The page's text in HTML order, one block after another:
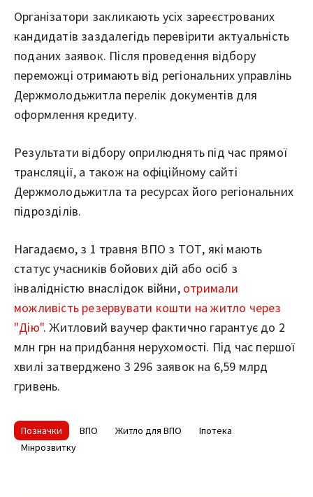
Організатори закликають усіх зареєстрованих
кандидатів заздалегідь перевірити актуальність
поданих заявок. Після проведення відбору
переможці отримають від регіональних управлінь
Держмолодьжитла перелік документів для
оформлення кредиту.
Результати відбору оприлюднять під час прямої
трансляції, а також на офіційному сайті
Держмолодьжитла та ресурсах його регіональних
підрозділів.
Нагадаємо, з 1 травня ВПО з ТОТ, які мають
статус учасників бойових дій або осіб з
інвалідністю внаслідок війни, отримали
можливість резервувати кошти на житло через
"Дію". Житловий ваучер фактично гарантує до 2
млн грн на придбання нерухомості. Під час першої
хвилі затверджено 3 296 заявок на 6,59 млрд
гривень.
Позначки ВПО Житло для ВПО
Іпотека
Мінрозвитку